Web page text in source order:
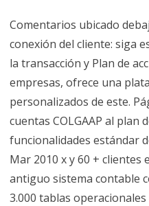
Comentarios ubicado
conexión del cliente: siga
la transacción y Plan de
empresas, ofrece una
personalizados de este.
cuentas COLGAAP al plan
funcionalidades estándar
Mar 2010 x y 60 + clientes
antiguo sistema contable
3.000 tablas operacionales